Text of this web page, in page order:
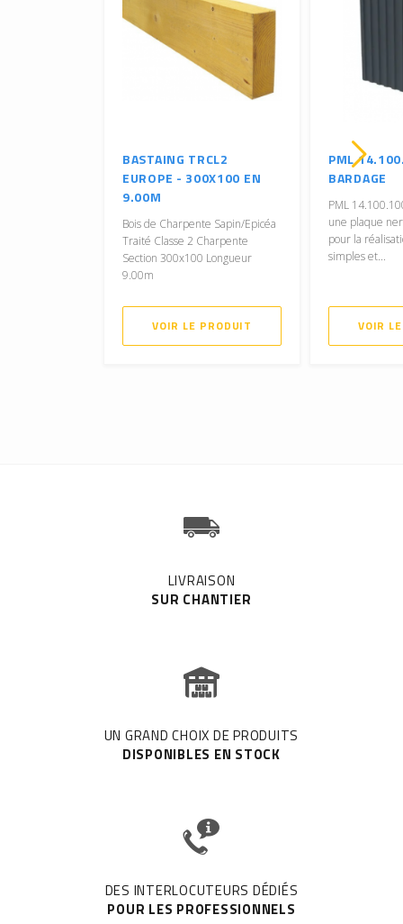
BASTAING TRCL2
EUROPE - 300X100 EN
9.00M
Bois de Charpente Sapin/Epicéa
Traité Classe 2 Charpente
Section 300x100 Longueur
9.00m
VOIR LE PRODUIT
PML
BARDAGE
PML
une plaque
pour la
simples et...
VOIR
LIVRAISON
SUR CHANTIER
UN GRAND CHOIX DE PRODUITS
DISPONIBLES EN STOCK
DES INTERLOCUTEURS DÉDIÉS
POUR LES PROFESSIONNELS